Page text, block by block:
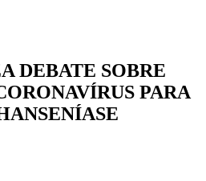
DEBATE SOBRE
PARA